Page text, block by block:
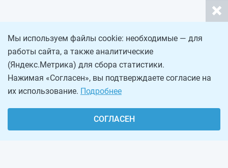
Мы используем файлы cookie: необходимые — для
работы сайта, а также аналитические
(Яндекс.Метрика) для сбора статистики.
Нажимая «Согласен», вы подтверждаете согласие на
их использование. Подробнее
СОГЛАСЕН